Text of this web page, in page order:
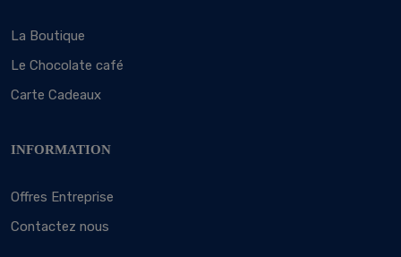
La Boutique
Le Chocolate café
Carte Cadeaux
INFORMATION
Offres Entreprise
Contactez nous